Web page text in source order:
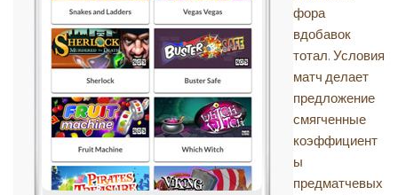
фора
вдобавок
тотал. Условия
матч делает
предложение
смягченные
коэффициент
ы
предматчевых